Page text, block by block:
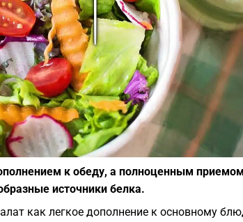
Play
к обеду, а полноценным
источники белка.
как легкое дополнение к основному